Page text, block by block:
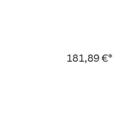
181,89 €*